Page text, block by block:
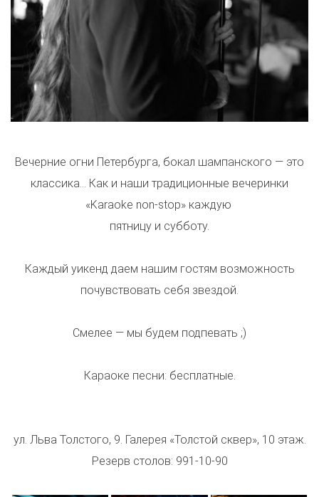
​​​​​​​Вечерние огни Петербурга, бокал шампанского — это
классика… Как и наши традиционные вечеринки
«Karaoke non-stop» каждую
пятницу и субботу.
Каждый уикенд даем нашим гостям возможность
почувствовать себя звездой.
Смелее — мы будем подпевать ;)
Караоке песни: бесплатные.
ул. Льва Толстого, 9. Галерея «Толстой сквер», 10 этаж.
Резерв столов: 991-10-90